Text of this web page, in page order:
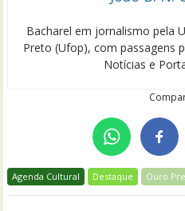
Bacharel em jornalismo pela
Preto (Ufop), com passagens
Notícias e
Agenda Cultural Destaque Ouro